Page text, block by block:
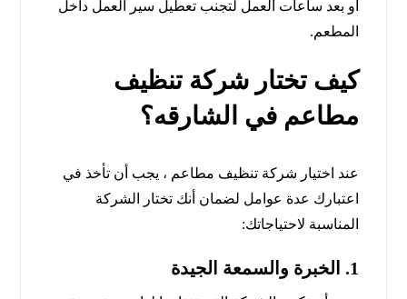
أو بعد ساعات العمل لتجنب تعطيل سير العمل داخل
المطعم.
كيف تختار شركة تنظيف
مطاعم في الشارقه؟
عند اختيار شركة تنظيف مطاعم ، يجب أن تأخذ في
اعتبارك عدة عوامل لضمان أنك تختار الشركة
المناسبة لاحتياجاتك:
1. الخبرة والسمعة الجيدة